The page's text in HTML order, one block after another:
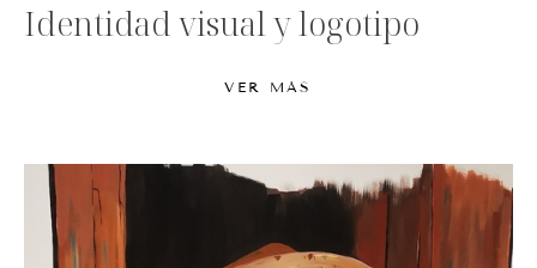
Identidad visual y logotipo
VER MÁS